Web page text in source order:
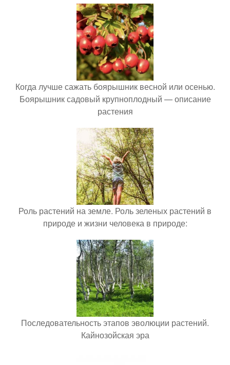
Когда лучше сажать боярышник весной или осенью.
Боярышник садовый крупноплодный — описание
растения
Роль растений на земле. Роль зеленых растений в
природе и жизни человека в природе:
Последовательность этапов эволюции растений.
Кайнозойская эра